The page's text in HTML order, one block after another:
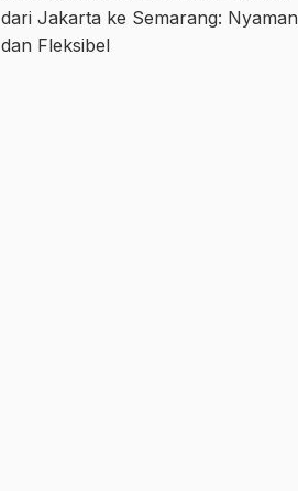
dari Jakarta ke Semarang: Nyaman
dan Fleksibel